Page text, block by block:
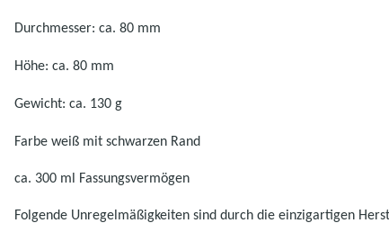
Durchmesser: ca. 80 mm
Höhe: ca. 80 mm
Gewicht: ca. 130 g
Farbe weiß mit schwarzen Rand
ca. 300 ml Fassungsvermögen
Folgende Unregelmäßigkeiten sind durch die einzigartigen